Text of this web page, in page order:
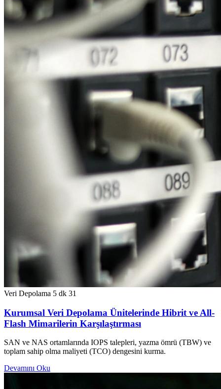
Veri Depolama 5 dk 31
Kurumsal Veri Depolama Ünitelerinde Hibrit ve All-
Flash Mimarilerin Karşılaştırması
SAN ve NAS ortamlarında IOPS talepleri, yazma ömrü (TBW) ve
toplam sahip olma maliyeti (TCO) dengesini kurma.
Devamını Oku